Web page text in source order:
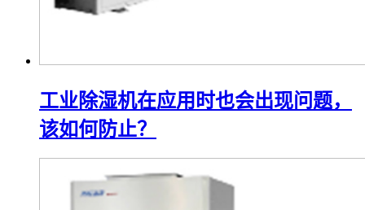
工业除湿机在应用时也会出现问题，
该如何防止？